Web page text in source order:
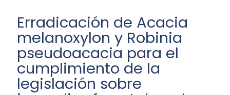
Erradicación de Acacia
melanoxylon y Robinia
pseudoacacia para el
cumplimiento de la
legislación sobre